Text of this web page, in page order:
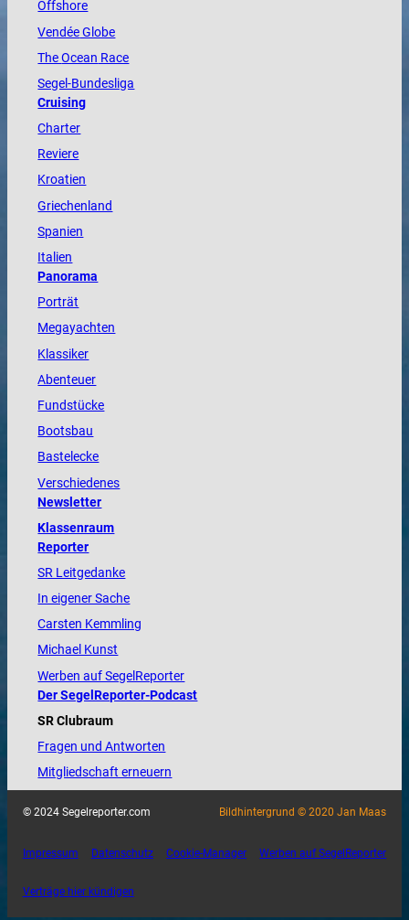
Offshore
VendéeGlobe
TheOcean Race
Segel-Bundesliga
Cruising
Charter
Reviere
Kroatien
Griechenland
Spanien
Italien
Panorama
Porträt
Megayachten
Klassiker
Abenteuer
Fundstücke
Bootsbau
Bastelecke
Verschiedenes
Newsletter
Klassenraum
Reporter
SR Leitgedanke
In eigener Sache
Carsten Kemmling
Michael Kunst
Werben auf SegelReporter
Der SegelReporter-Podcast
SR Clubraum
Fragen und Antworten
Mitgliedschaft erneuern
© 2024 Segelreporter.com Bildhintergrund © 2020 Jan Maas
Impressum Datenschutz Cookie-Manager Werben auf SegelReporter
Verträge hier kündigen